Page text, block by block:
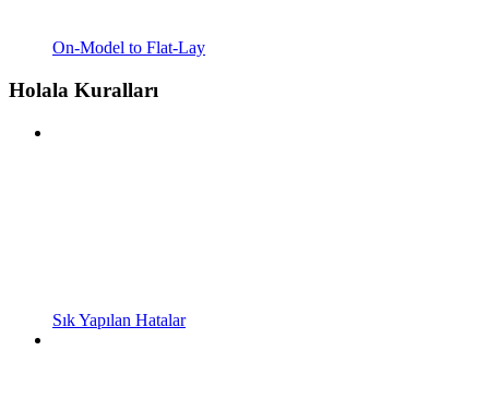
On-Model to Flat-Lay
Holala Kuralları
Sık Yapılan Hatalar